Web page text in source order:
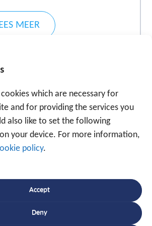
which are necessary for
and for providing the services you
also like to set the following
your device. For more information,
policy.
Accept
Deny
MEER
een expert
88 225 2255
van onderstaand formulier.